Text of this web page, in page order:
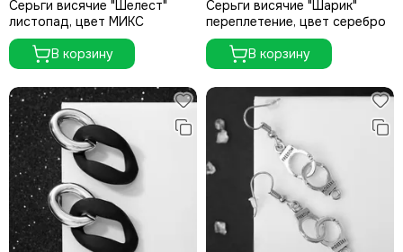
Серьги висячие "Шелест"
листопад, цвет МИКС
В корзину
Серьги висячие "Шарик"
переплетение, цвет серебро
В корзину